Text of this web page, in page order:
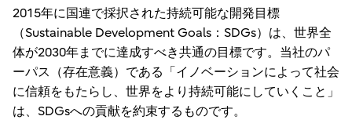
2015年に国連で採択された持続可能な開発目標
（Sustainable Development Goals：SDGs）は、世界全
体が2030年までに達成すべき共通の目標です。当社のパ
ーパス（存在意義）である「イノベーションによって社会
に信頼をもたらし、世界をより持続可能にしていくこと」
は、SDGsへの貢献を約束するものです。